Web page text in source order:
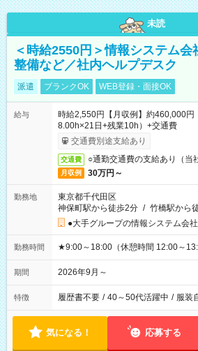
未読
＜時給2550円＞情報システム会
整備など／社内ヘルプデスク
派遣 ブランクOK WEB登録・面接OK
給与
時給2,550円【月収例】約460,000円
8.00h×21日+残業10h）+交通費
交通費別途支給あり
交通費 ○通勤交通費の支給あり（当
月収例 30万円～
勤務地
東京都千代田区
神保町駅から徒歩2分 / 竹橋駅から
●大手グループの情報システム会
勤務時間 ★9:00～18:00（休憩時間 12:00～
期間 2026年9月～
特徴 履歴書不要 / 40～50代活躍中 / 服装
気になる！ 応募する